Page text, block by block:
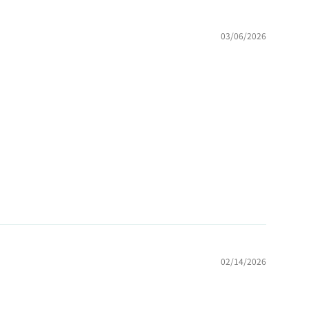
03/06/2026
02/14/2026